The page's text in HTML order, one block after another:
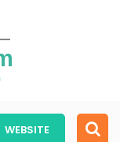
WEBSITE